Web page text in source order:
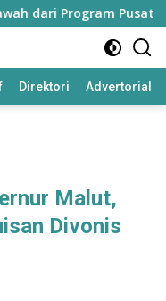
Program Pusat
Direktori Advertorial
Malut,
Divonis